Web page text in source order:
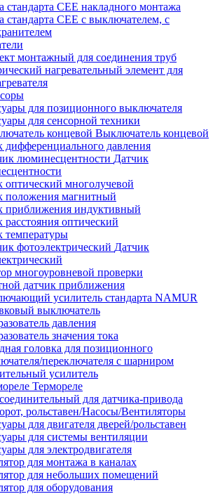
стандарта СЕЕ накладного монтажа
стандарта СЕЕ с выключателем, с
монтажный для соединения труб
нагревательный элемент для
для позиционного выключателя
для сенсорной техники
Выключатель концевой
дифференциального давления
Датчик
оптический многолучевой
положения магнитный
приближения индуктивный
расстояния оптический
температуры
Датчик
многоуровневой проверки
датчик приближения
усилитель стандарта NAMUR
выключатель
давления
значения тока
головка для позиционного
переключателя с шарниром
усилитель
Термореле
для датчика-привода
рольставен/Насосы/Вентиляторы
для двигателя дверей/рольставен
для системы вентиляции
для электродвигателя
для монтажа в каналах
для небольших помещений
для оборудования